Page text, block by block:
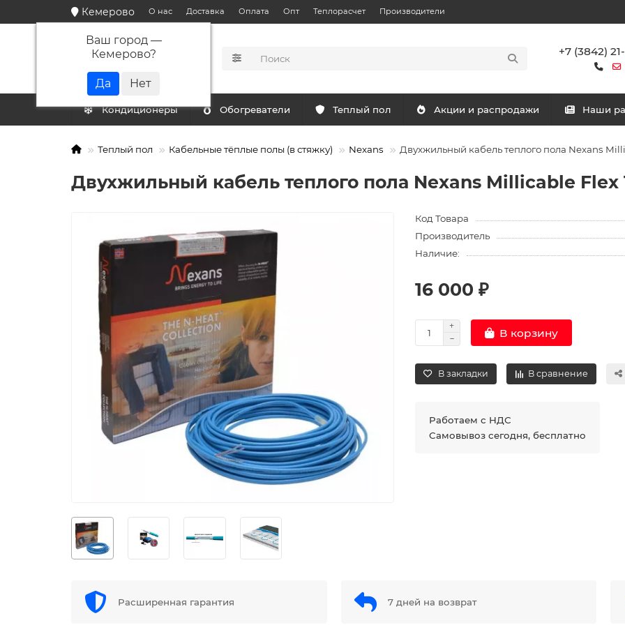
Кемерово
Ваш город —
Кемерово?
О нас Доставка Оплата Опт Теплорасчет Производители
КАТАЛОГ
+7 (3842)
Кондиционеры Обогреватели Теплый пол Акции и распродажи Наши
Теплый пол Кабельные тёплые полы (в стяжку) Nexans Двухжильный кабель теплого пола Nexans
Двухжильный кабель теплого пола Nexans Millicable Flex
Код Товара
Производитель
Наличие:
16 000 ₽
В корзину
В закладки В сравнение
Работаем с НДС
Самовывоз сегодня, бесплатно
Расширенная гарантия 7 дней на возврат